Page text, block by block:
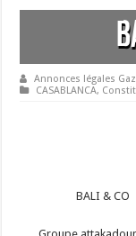
Annonces légales
CASABLANCA,
BALI & CO